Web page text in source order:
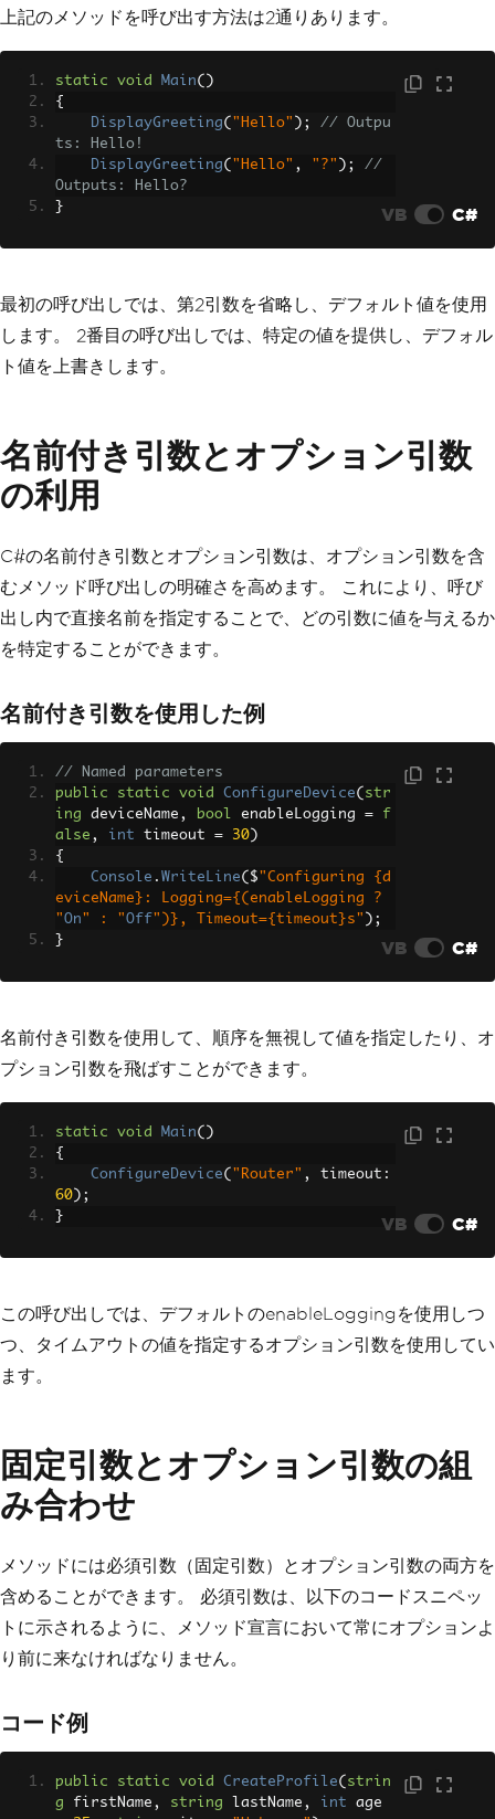
上記のメソッドを呼び出す方法は2通りあります。
static void Main()
{
DisplayGreeting( "Hello" );
// Outpu
ts: Hello!
DisplayGreeting( "Hello" , "?" );
//
Outputs: Hello?
}
VB C#
最初の呼び出しでは、第2引数を省略し、デフォルト値を使用
します。 2番目の呼び出しでは、特定の値を提供し、デフォル
ト値を上書きします。
名前付き引数とオプション引数
の利用
C#の名前付き引数とオプション引数は、オプション引数を含
むメソッド呼び出しの明確さを高めます。 これにより、呼び
出し内で直接名前を指定することで、どの引数に値を与えるか
を特定することができます。
名前付き引数を使用した例
// Named parameters
public
static void ConfigureDevice( str
ing deviceName , bool enableLogging =
f
alse , int timeout = 30 )
{
Console . WriteLine( $ "Configuring {d
eviceName}: Logging={(enableLogging ?
"On " : "Off ")}, Timeout={timeout}s" );
}
VB C#
名前付き引数を使用して、順序を無視して値を指定したり、オ
プション引数を飛ばすことができます。
static void Main()
{
ConfigureDevice( "Router" , timeout :
60 );
}
VB C#
この呼び出しでは、デフォルトのenableLoggingを使用しつ
つ、タイムアウトの値を指定するオプション引数を使用してい
ます。
固定引数とオプション引数の組
み合わせ
メソッドには必須引数（固定引数）とオプション引数の両方を
含めることができます。 必須引数は、以下のコードスニペッ
トに示されるように、メソッド宣言において常にオプションよ
り前に来なければなりません。
コード例
public static void CreateProfile( strin
g firstName , string lastName , int